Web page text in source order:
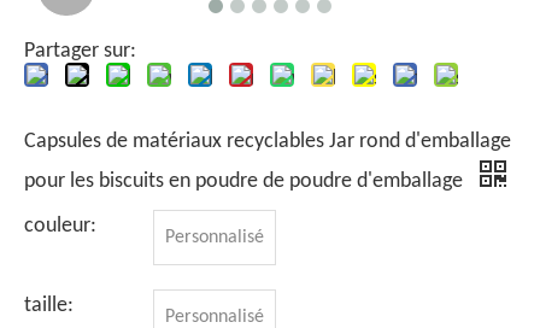
Partager sur:
Capsules de matériaux recyclables Jar rond d'emballage
pour les biscuits en poudre de poudre d'emballage
couleur:
Personnalisé
taille: Personnalisé